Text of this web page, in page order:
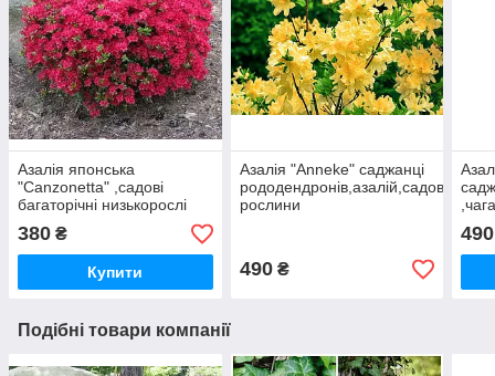
Азалія японська
"Canzonetta" ,садові
багаторічні низькорослі
кущі
380 ₴
Купити
Азалія "Anneke" саджанці
рододендронів,азалій,садові
рослини
490₴
490
Подібні товари компанії